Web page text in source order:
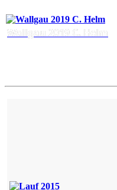
Wallgau 2019 C. Helm